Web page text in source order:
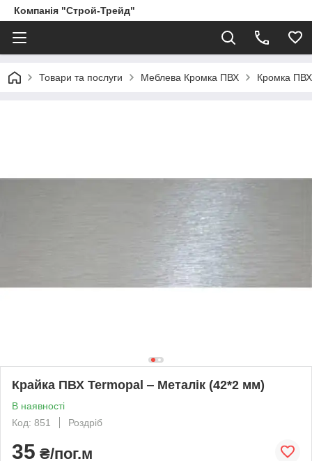
Компанія "Строй-Трейд"
Товари та послуги Меблева Кромка ПВХ Кромка
Крайка ПВХ Termopal ‒ Металік (42*2 мм)
В наявності
Код: 851
Роздріб
35 ₴/пог.м